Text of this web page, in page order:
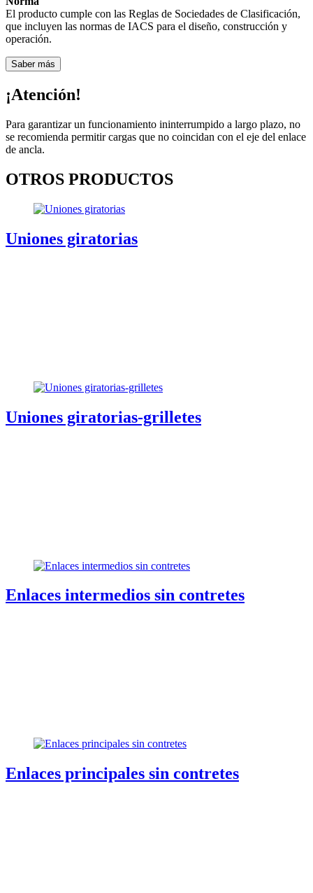
El producto cumple con las Reglas de Sociedades de Clasificación,
que incluyen las normas de IACS para el diseño, construcción y
operación.
Saber más
¡Atención!
Para garantizar un funcionamiento ininterrumpido a largo plazo, no
se recomienda permitir cargas que no coincidan con el eje del enlace
de ancla.
OTROS PRODUCTOS
Uniones giratorias
Uniones giratorias-grilletes
Enlaces intermedios sin contretes
Enlaces principales sin contretes